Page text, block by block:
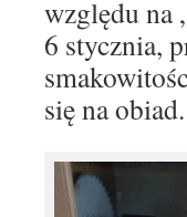
względu na
6 stycznia,
się na obiad.